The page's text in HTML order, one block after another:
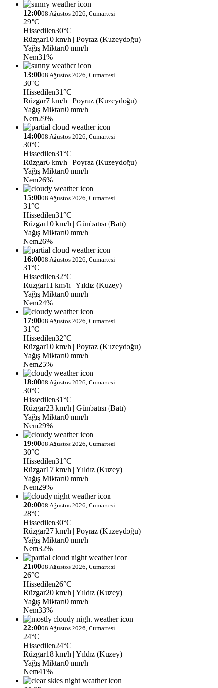
12:0008 Ağustos 2026, Cumartesi
29°C
Hissedilen30°C
Rüzgar10 km/h | Poyraz (Kuzeydoğu)
Yağış Miktarı0 mm/h
Nem31%
13:0008 Ağustos 2026, Cumartesi
30°C
Hissedilen31°C
Rüzgar7 km/h | Poyraz (Kuzeydoğu)
Yağış Miktarı0 mm/h
Nem29%
14:0008 Ağustos 2026, Cumartesi
30°C
Hissedilen31°C
Rüzgar6 km/h | Poyraz (Kuzeydoğu)
Yağış Miktarı0 mm/h
Nem26%
15:0008 Ağustos 2026, Cumartesi
31°C
Hissedilen31°C
Rüzgar10 km/h | Günbatısı (Batı)
Yağış Miktarı0 mm/h
Nem26%
16:0008 Ağustos 2026, Cumartesi
31°C
Hissedilen32°C
Rüzgar11 km/h | Yıldız (Kuzey)
Yağış Miktarı0 mm/h
Nem24%
17:0008 Ağustos 2026, Cumartesi
31°C
Hissedilen32°C
Rüzgar10 km/h | Poyraz (Kuzeydoğu)
Yağış Miktarı0 mm/h
Nem25%
18:0008 Ağustos 2026, Cumartesi
30°C
Hissedilen31°C
Rüzgar23 km/h | Günbatısı (Batı)
Yağış Miktarı0 mm/h
Nem29%
19:0008 Ağustos 2026, Cumartesi
30°C
Hissedilen31°C
Rüzgar17 km/h | Yıldız (Kuzey)
Yağış Miktarı0 mm/h
Nem29%
20:0008 Ağustos 2026, Cumartesi
28°C
Hissedilen30°C
Rüzgar27 km/h | Poyraz (Kuzeydoğu)
Yağış Miktarı0 mm/h
Nem32%
21:0008 Ağustos 2026, Cumartesi
26°C
Hissedilen26°C
Rüzgar20 km/h | Yıldız (Kuzey)
Yağış Miktarı0 mm/h
Nem33%
22:0008 Ağustos 2026, Cumartesi
24°C
Hissedilen24°C
Rüzgar18 km/h | Yıldız (Kuzey)
Yağış Miktarı0 mm/h
Nem41%